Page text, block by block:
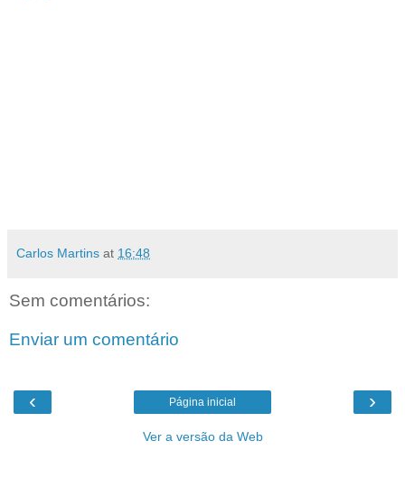
Carlos Martins at 16:48
Sem comentários:
Enviar um comentário
‹ ›
Página inicial
Ver a versão da Web